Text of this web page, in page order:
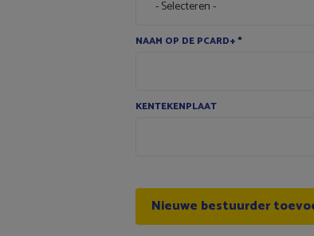
NAAM OP DE PCARD+*
KENTEKENPLAAT